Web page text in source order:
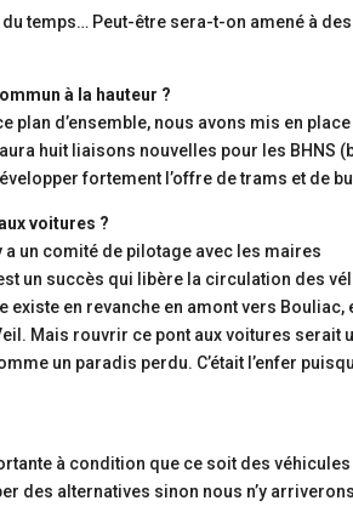
temps… Peut-être sera-t-on amené à des
à la hauteur ?
plan d’ensemble, nous avons mis en place
huit liaisons nouvelles pour les BHNS
fortement l’offre de trams et de
voitures ?
a un comité de pilotage avec les maires
un succès qui libère la circulation des
existe en revanche en amont vers Bouliac,
Mais rouvrir ce pont aux voitures serait
un paradis perdu. C’était l’enfer
à condition que ce soit des véhicules
des alternatives sinon nous n’y arriverons